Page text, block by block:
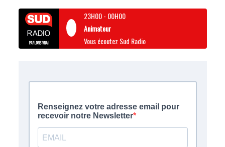
23H00- 00H00
Animateur
Vous écoutez Sud Radio